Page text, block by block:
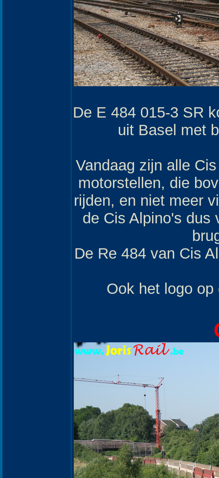
De E 484 015-3 SR
uit Basel met
Vandaag zijn alle
motorstellen, die
rijden, en niet meer
de Cis Alpino's dus
De Re 484 van Cis
Ook het logo